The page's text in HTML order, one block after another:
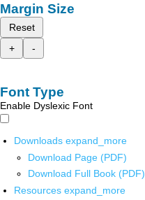
Margin Size
Reset
+
-
Font Type
Enable Dyslexic Font
Downloads expand_more
Download Page (PDF)
Download Full Book (PDF)
Resources expand_more